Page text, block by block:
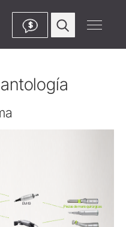
$
EM-19
Piezas de mano quirúrgicas